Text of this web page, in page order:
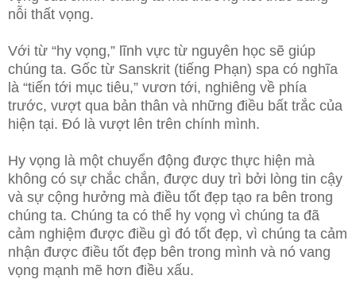
nỗi thất vọng.
Với từ “hy vọng,” lĩnh vực từ nguyên học sẽ giúp
chúng ta. Gốc từ Sanskrit (tiếng Phạn) spa có nghĩa
là “tiến tới mục tiêu,” vươn tới, nghiêng về phía
trước, vượt qua bản thân và những điều bất trắc của
hiện tại. Đó là vượt lên trên chính mình.
Hy vọng là một chuyển động được thực hiện mà
không có sự chắc chắn, được duy trì bởi lòng tin cậy
và sự cộng hưởng mà điều tốt đẹp tạo ra bên trong
chúng ta. Chúng ta có thể hy vọng vì chúng ta đã
cảm nghiệm được điều gì đó tốt đẹp, vì chúng ta cảm
nhận được điều tốt đẹp bên trong mình và nó vang
vọng mạnh mẽ hơn điều xấu.